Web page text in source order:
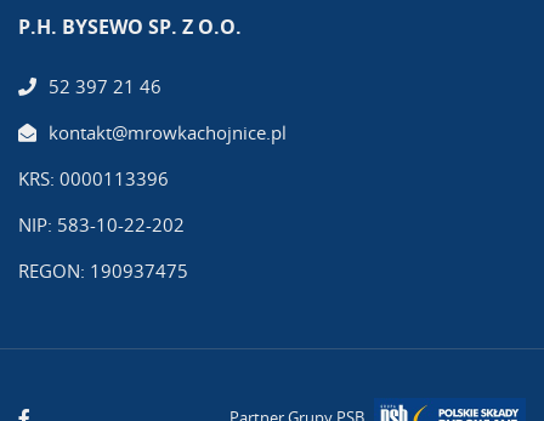
P.H. BYSEWO SP. Z O.O.
52 397 21 46
kontakt@mrowkachojnice.pl
KRS: 0000113396
NIP: 583-10-22-202
REGON: 190937475